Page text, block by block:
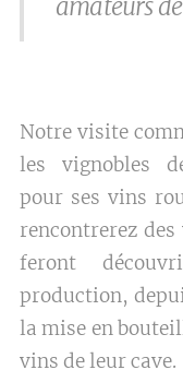
amateurs
Notre visite
les vignobles
pour ses vins
rencontrerez
feront
production,
la mise en
vins de leur cave.